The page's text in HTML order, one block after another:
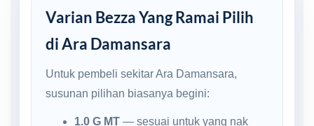
Varian Bezza Yang Ramai Pilih
di Ara Damansara
Untuk pembeli sekitar Ara Damansara,
susunan pilihan biasanya begini:
1.0 G MT— sesuai untuk yang nak